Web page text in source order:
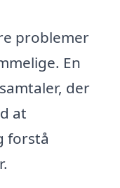
problemer
En
der
at
forstå